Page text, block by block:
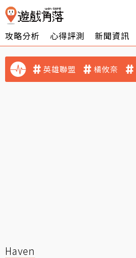
攻略分析 心得評測 新聞資訊
英雄聯盟 橘攸奈
Haven